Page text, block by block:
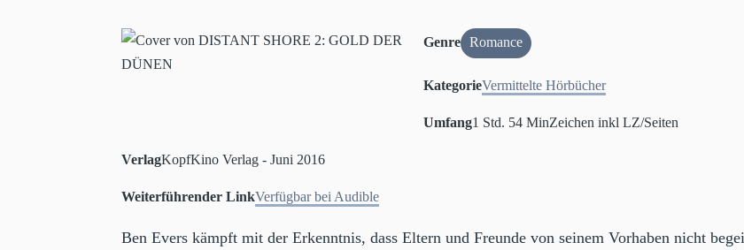
Genre Romance
KategorieVermittelte Hörbücher
Umfang1 Std. 54 MinZeichen inkl LZ/Seiten
VerlagKopfKino Verlag - Juni 2016
Weiterführender LinkVerfügbar bei Audible
Ben Evers kämpft mit der Erkenntnis, dass Eltern und Freunde von seinem Vorhaben nicht